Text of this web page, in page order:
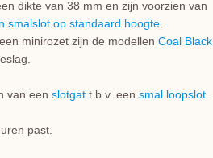
dikte van 38 mm en zijn voorzien van
smalslot op standaard hoogte
minirozet zijn de modellen Coal Black
van een slotgat t.b.v. een smal loopslot
past.